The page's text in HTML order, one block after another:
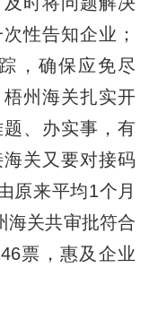
性告知企业；
，确保应免尽
州海关扎实开
、办实事，有
关又要对接码
原来平均1个月
海关共审批符合
票，惠及企业